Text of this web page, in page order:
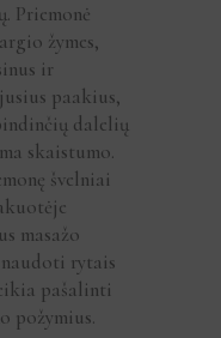
Priemonė
žymes,
ir
paakius,
dalelių
skaistumo.
švelniai
masažo
rytais
pašalinti
požymius.